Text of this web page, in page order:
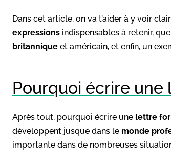
Dans cet article, on va t’aider à y voir
expressions indispensables à retenir,
britannique et américain, et enfin, un
Pourquoi écrire
Après tout, pourquoi écrire une lettre
développent jusque dans le monde
importante dans de nombreuses